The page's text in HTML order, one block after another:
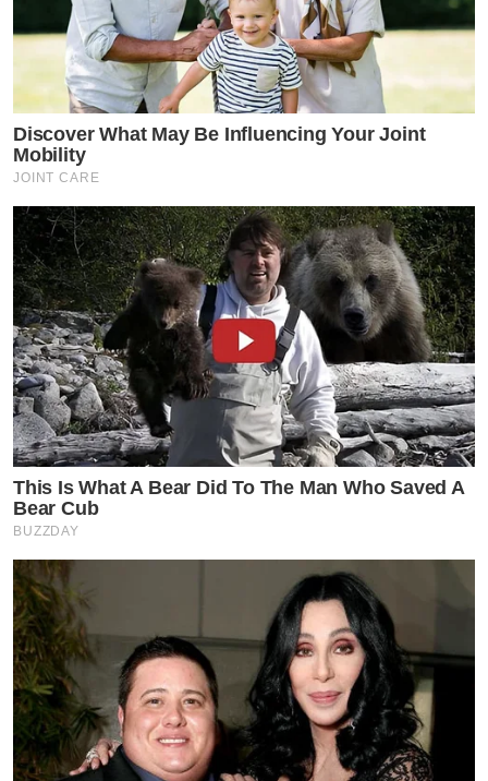
Discover What May Be Influencing Your Joint
Mobility
JOINT CARE
This Is What A Bear Did To The Man Who Saved A
Bear Cub
BUZZDAY